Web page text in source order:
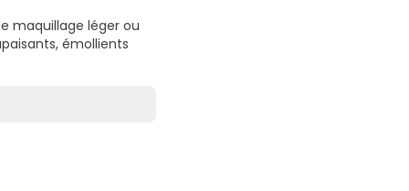
maquillage léger ou
émollients